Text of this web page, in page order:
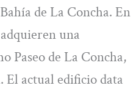
de La Concha. En
una
Paseo de La Concha,
El actual edificio data